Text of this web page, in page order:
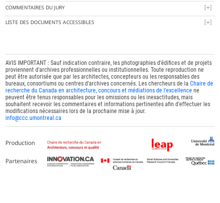
COMMENTAIRES DU JURY
LISTE DES DOCUMENTS ACCESSIBLES
AVIS IMPORTANT : Sauf indication contraire, les photographies d'édifices et de projets
proviennent d'archives professionnelles ou institutionnelles. Toute reproduction ne
peut être autorisée que par les architectes, concepteurs ou les responsables des
bureaux, consortiums ou centres d'archives concernés. Les chercheurs de laChaire de
recherche du Canada en architecture, concours et médiations de l'excellence ne
peuvent être tenus responsables pour les omissions ou les inexactitudes, mais
souhaitent recevoir les commentaires et informations pertinentes afin d'effectuer les
modifications nécessaires lors de la prochaine mise à jour.
info@ccc.umontreal.ca
Production
Partenaires